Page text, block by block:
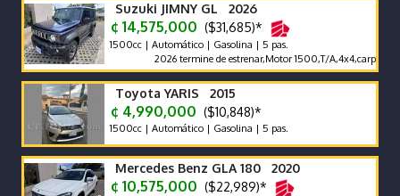
Suzuki JIMNY GL 2026
¢ 14,575,000 ($31,685)*
1500cc | Automático | Gasolina | 5 pas.
2026 termine de estrenar,Motor 1500,T/
Toyota YARIS 2015
¢ 4,990,000 ($10,848)*
1500cc | Automático | Gasolina | 5 pas.
Mercedes Benz GLA 180 2020
¢ 10,575,000 ($22,989)*